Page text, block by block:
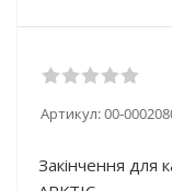
Артикул:00-
Закінчення